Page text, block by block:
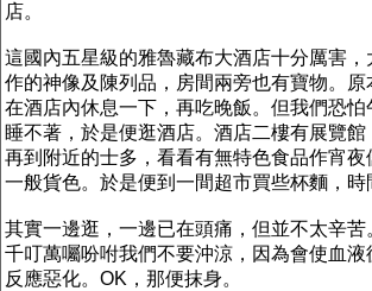
店。
這國內五星級的雅魯藏布大酒店十分厲害，
作的神像及陳列品，房間兩旁也有寶物。原
在酒店內休息一下，再吃晚飯。但我們恐怕
睡不著，於是便逛酒店。酒店二樓有展覽館
再到附近的士多，看看有無特色食品作宵夜
一般貨色。於是便到一間超市買些杯麵，時
其實一邊逛，一邊已在頭痛，但並不太辛苦
千叮萬囑吩咐我們不要沖涼，因為會使血液
反應惡化。OK，那便抹身。